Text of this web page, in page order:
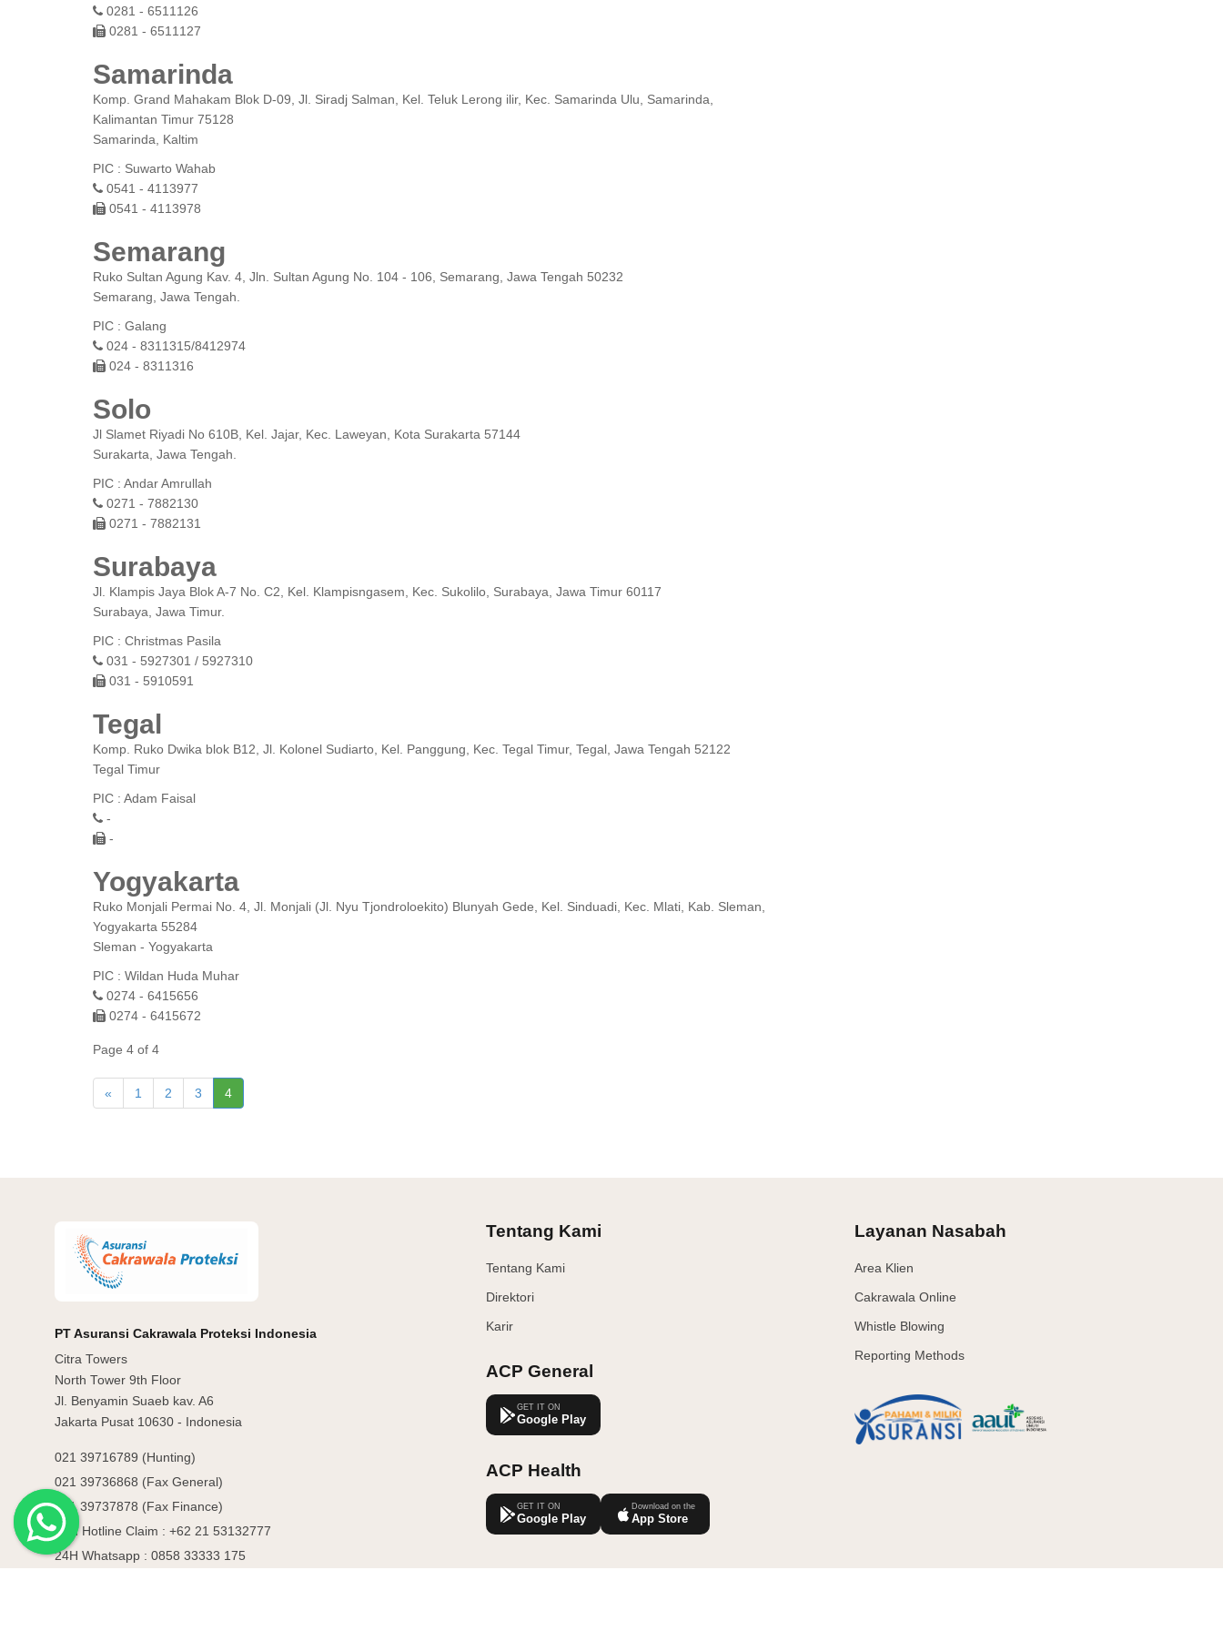
0281 - 6511126
0281 - 6511127
Samarinda
Komp. Grand Mahakam Blok D-09, Jl. Siradj Salman, Kel. Teluk Lerong ilir, Kec. Samarinda Ulu, Samarinda,
Kalimantan Timur 75128
Samarinda, Kaltim
PIC : Suwarto Wahab
0541 - 4113977
0541 - 4113978
Semarang
Ruko Sultan Agung Kav. 4, Jln. Sultan Agung No. 104 - 106, Semarang, Jawa Tengah 50232
Semarang, Jawa Tengah.
PIC : Galang
024 - 8311315/8412974
024 - 8311316
Solo
Jl Slamet Riyadi No 610B, Kel. Jajar, Kec. Laweyan, Kota Surakarta 57144
Surakarta, Jawa Tengah.
PIC : Andar Amrullah
0271 - 7882130
0271 - 7882131
Surabaya
Jl. Klampis Jaya Blok A-7 No. C2, Kel. Klampisngasem, Kec. Sukolilo, Surabaya, Jawa Timur 60117
Surabaya, Jawa Timur.
PIC : Christmas Pasila
031 - 5927301 / 5927310
031 - 5910591
Tegal
Komp. Ruko Dwika blok B12, Jl. Kolonel Sudiarto, Kel. Panggung, Kec. Tegal Timur, Tegal, Jawa Tengah 52122
Tegal Timur
PIC : Adam Faisal
-
-
Yogyakarta
Ruko Monjali Permai No. 4, Jl. Monjali (Jl. Nyu Tjondroloekito) Blunyah Gede, Kel. Sinduadi, Kec. Mlati, Kab. Sleman,
Yogyakarta 55284
Sleman - Yogyakarta
PIC : Wildan Huda Muhar
0274 - 6415656
0274 - 6415672
Page 4 of 4
« 1 2 3 4
PT Asuransi Cakrawala Proteksi Indonesia
Citra Towers
North Tower 9th Floor
Jl. Benyamin Suaeb kav. A6
Jakarta Pusat 10630 - Indonesia
021 39716789 (Hunting)
021 39736868 (Fax General)
021 39737878 (Fax Finance)
24H Hotline Claim : +62 21 53132777
24H Whatsapp : 0858 33333 175
Tentang Kami
Tentang Kami
Direktori
Karir
ACP General
GET IT ON
Google Play
ACP Health
GET IT ON
Google Play
Download on the
App Store
Layanan Nasabah
Area Klien
Cakrawala Online
Whistle Blowing
Reporting Methods